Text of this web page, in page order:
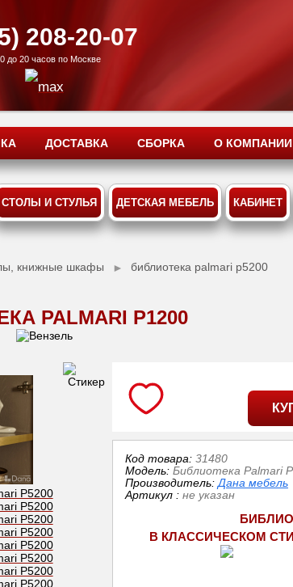
208-20-07
до 20 часов по Москве
ДОСТАВКА СБОРКА О КОМПАНИИ
СТОЛЫ И СТУЛЬЯ ДЕТСКАЯ МЕБЕЛЬ КАБИНЕТ
книжные шкафы ► библиотека palmari p5200
PALMARI P1200
Код товара:31480
Модель:Библиотека Palmari
Производитель:Дана мебель
Артикул :не указан
В КЛАССИЧЕСКОМ